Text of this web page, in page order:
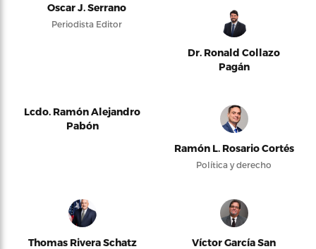
Oscar J. Serrano
Periodista Editor
Dr. Ronald Collazo
Pagán
Lcdo. Ramón Alejandro
Pabón
Ramón L. Rosario Cortés
Política y derecho
Thomas Rivera Schatz
Víctor García San